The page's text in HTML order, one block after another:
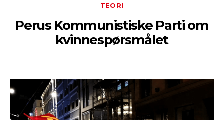
TEORI
Perus Kommunistiske Parti om
kvinnespørsmålet